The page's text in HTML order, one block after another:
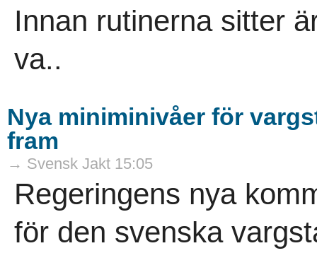
Innan rutinerna sitter
va..
Nya miniminivåer för
fram
→ Svensk Jakt 15:05
Regeringens nya
för den svenska